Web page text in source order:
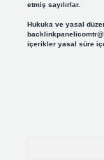
etmiş sayılırlar.
Hukuka ve yasal
içerikler yasal süre